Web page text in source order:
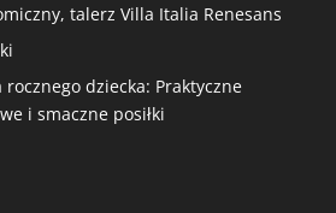
talerz Villa Italia Renesans
dziecka: Praktyczne
i smaczne posiłki